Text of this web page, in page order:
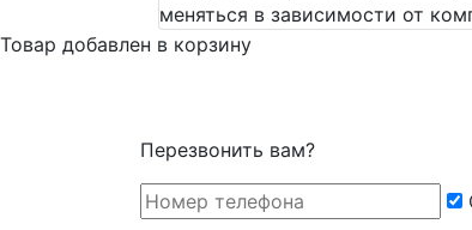
меняться в зависимости от
Товар добавлен в корзину
Перезвонить вам?